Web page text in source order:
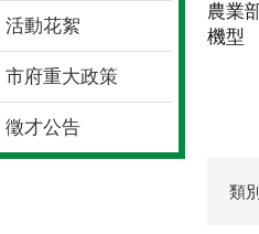
活動花絮
市府重大政策
徵才公告
農業
機型
類